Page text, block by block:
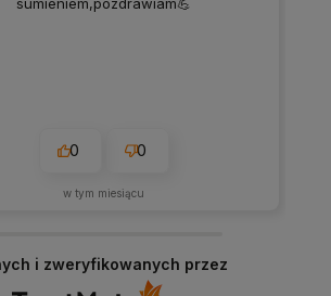
0 0
w tym miesiącu
i zweryfikowanych przez